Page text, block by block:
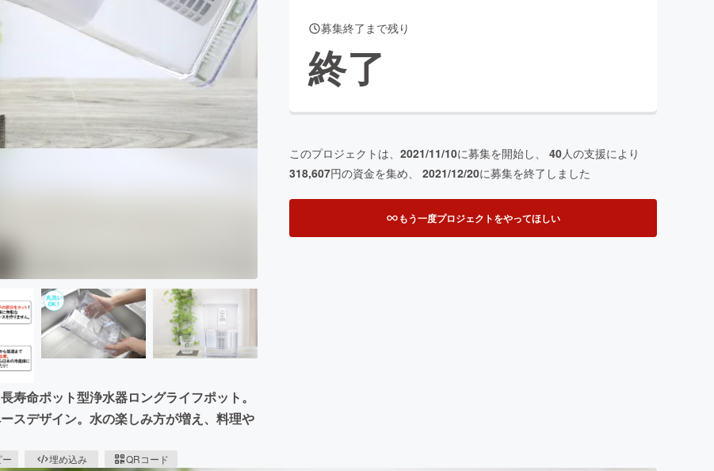
CAMPFIRE for Social Good
CAMPFIRE Creation
CAMPFIREふるさと納税
machi-ya
寿命ポット型浄水器ロングライフポット。
スデザイン。水の楽しみ方が増え、料理や
埋め込み QRコード
募集終了まで残り
終了
このプロジェクトは、 2021/11/10に募集を開始し、 40人の支援により
318,607円の資金を集め、 2021/12/20に募集を終了しました
もう一度プロジェクトをやってほしい